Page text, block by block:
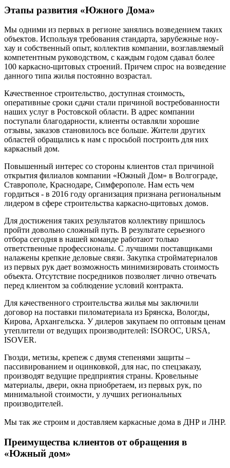
Этапы развития «Южного Дома»
Мы одними из первых в регионе занялись возведением таких
объектов. Используя требования стандарта, зарубежные ноу-
хау и собственный опыт, коллектив компании, возглавляемый
компетентным руководством, с каждым годом сдавал более
100 каркасно-щитовых строений. Причем спрос на возведение
данного типа жилья постоянно возрастал.
Качественное строительство, доступная стоимость,
оперативные сроки сдачи стали причиной востребованности
наших услуг в Ростовской области. В адрес компании
поступали благодарности, клиенты оставляли хорошие
отзывы, заказов становилось все больше. Жители других
областей обращались к нам с просьбой построить для них
каркасный дом.
Повышенный интерес со стороны клиентов стал причиной
открытия филиалов компании «Южный Дом» в Волгограде,
Ставрополе, Краснодаре, Симферополе. Нам есть чем
гордиться - в 2016 году организация признана региональным
лидером в сфере строительства каркасно-щитовых домов.
Для достижения таких результатов коллективу пришлось
пройти довольно сложный путь. В результате серьезного
отбора сегодня в нашей команде работают только
ответственные профессионалы. С лучшими поставщиками
налажены крепкие деловые связи. Закупка стройматериалов
из первых рук дает возможность минимизировать стоимость
объекта. Отсутствие посредников позволяет лично отвечать
перед клиентом за соблюдение условий контракта.
Для качественного строительства жилья мы заключили
договор на поставки пиломатериала из Брянска, Вологды,
Кирова, Архангельска. У дилеров закупаем по оптовым ценам
утеплители от ведущих производителей: ISOROC, URSA,
ISOVER.
Гвозди, метизы, крепеж с двумя степенями защиты –
пассивированием и оцинковкой, для нас, по спецзаказу,
производят ведущие предприятия страны. Кровельные
материалы, двери, окна приобретаем, из первых рук, по
минимальной стоимости, у лучших региональных
производителей.
Мы так же строим и доставляем каркасные дома в ДНР и ЛНР.
Преимущества клиентов от обращения в
«Южный дом»